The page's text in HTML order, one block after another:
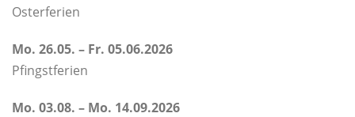
Osterferien
Mo. 26.05. – Fr. 05.06.2026
Pfingstferien
Mo. 03.08. – Mo. 14.09.2026